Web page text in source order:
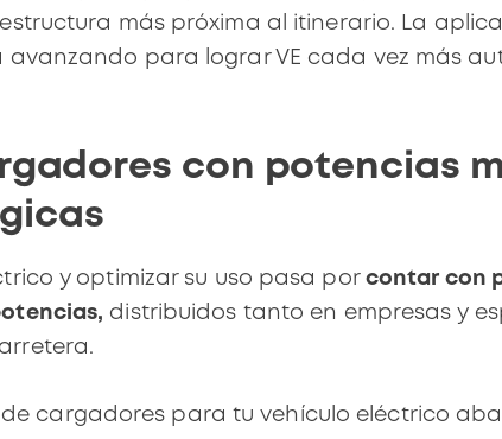
más próxima al itinerario. La
para lograr VE cada vez más
con potencias
y optimizar su uso pasa por contar con
distribuidos tanto en empresas y
cargadores para tu vehículo eléctrico